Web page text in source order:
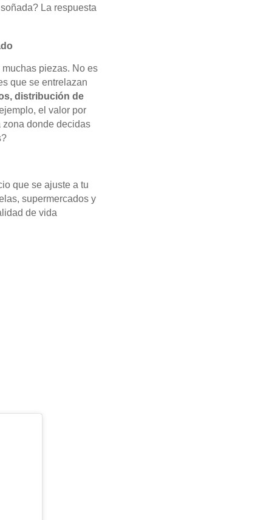
La respuesta
piezas. No es
que se entrelazan
distribución de
el valor por
zona donde decidas
que se ajuste a tu
supermercados y
de vida